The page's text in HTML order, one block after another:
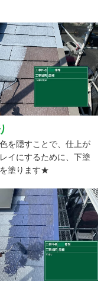
を隠すことで、仕上が
イにするために、下塗
塗ります★